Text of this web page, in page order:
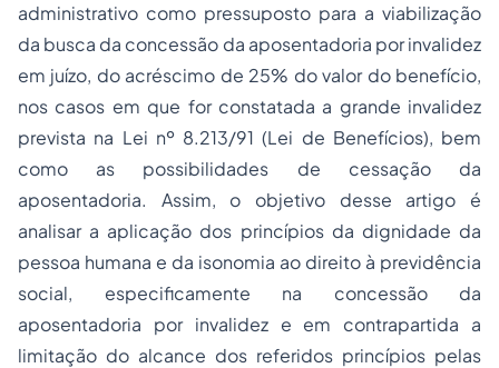
administrativo como pressuposto para a viabilização
da busca da concessão da aposentadoria por invalidez
em juízo, do acréscimo de 25% do valor do benefício,
nos casos em que for constatada a grande invalidez
prevista na Lei nº 8.213/91 (Lei de Benefícios), bem
como as possibilidades de cessação da
aposentadoria. Assim, o objetivo desse artigo é
analisar a aplicação dos princípios da dignidade da
pessoa humana e da isonomia ao direito à previdência
social, especificamente na concessão da
aposentadoria por invalidez e em contrapartida a
limitação do alcance dos referidos princípios pelas